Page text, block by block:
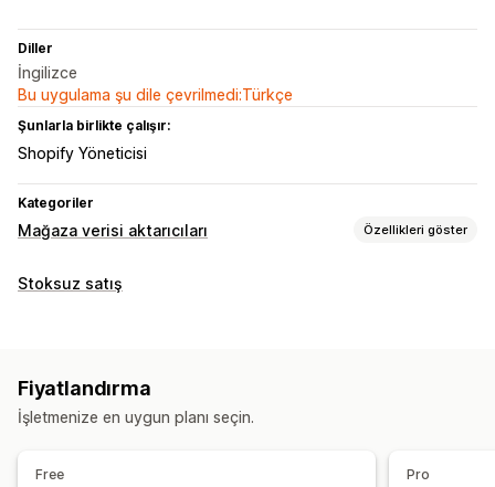
Diller
İngilizce
Bu uygulama şu dile çevrilmedi:Türkçe
Şunlarla birlikte çalışır:
Shopify Yöneticisi
Kategoriler
Mağaza verisi aktarıcıları Özellikleri göster
Veri senkronizasyonu
Stoksuz satış
Fiyatlandırma
İşletmenize en uygun planı seçin.
Free Pro